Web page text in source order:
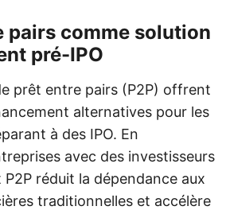
pairs comme solution
pré-IPO
prêt entre pairs (P2P) offrent
alternatives pour les
à des IPO. En
avec des investisseurs
réduit la dépendance aux
traditionnelles et accélère